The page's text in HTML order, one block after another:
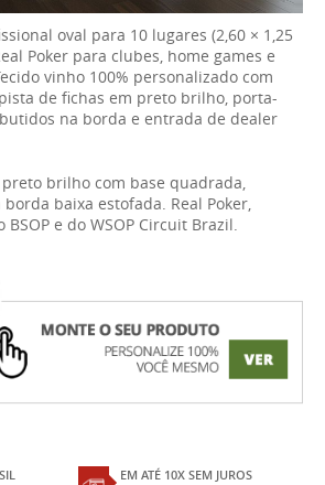
oval para 10 lugares (2,60 × 1,25
Poker para clubes, home games e
vinho 100% personalizado com
de fichas em preto brilho, porta-
na borda e entrada de dealer
brilho com base quadrada,
baixa estofada. Real Poker,
e do WSOP Circuit Brazil.
EM ATÉ 10X SEM JUROS